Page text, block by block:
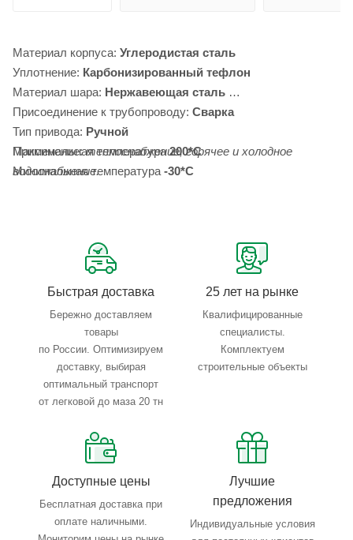
Материал корпуса: Углеродистая сталь
Уплотнение: Карбонизированный тефлон
Материал шара: Нержавеющая сталь
Присоединение к трубопроводу: Сварка
Тип привода: Ручной
Максимальная температура200*С
Минимальная температура-30*С
Применение:теплоснабжение, горячее и холодное
водоснабжение.
Быстрая доставка
Бережно доставляем
товары
по России. Оптимизируем
доставку, выбирая
оптимальный транспорт
от легковой до маза 20 тн
25 лет на рынке
Квалифицированные
специалисты.
Комплектуем
строительные объекты
Доступные цены
Бесплатная доставка при
оплате наличными.
Лучшие
предложения
Индивидуальные условия